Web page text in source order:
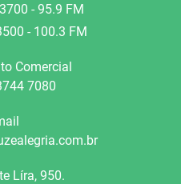
- 95.9 FM
- 100.3 FM
Comercial
7080
Líra, 950.